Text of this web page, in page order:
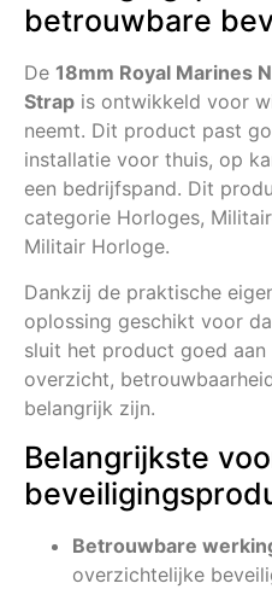
betrouwbare
De 18mm Royal Marines
Strap is ontwikkeld voor
neemt. Dit product past
installatie voor thuis, op
een bedrijfspand. Dit
categorie Horloges,
Militair Horloge.
Dankzij de praktische
oplossing geschikt voor
sluit het product goed
overzicht,
belangrijk zijn.
Belangrijkste
Betrouwbare
overzichtelijke